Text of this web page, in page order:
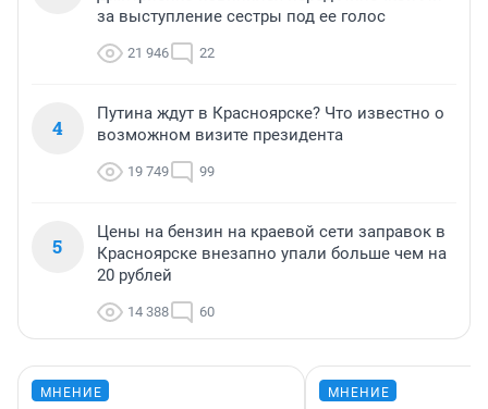
за выступление сестры под ее голос
21 946 22
4
Путина ждут в Красноярске? Что известно о
возможном визите президента
19 749 99
5
Цены на бензин на краевой сети заправок в
Красноярске внезапно упали больше чем на
20 рублей
14 388 60
МНЕНИЕ МНЕНИЕ